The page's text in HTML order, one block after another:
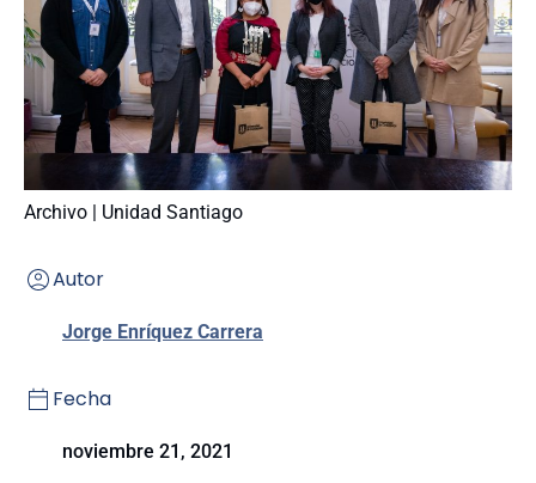
Archivo | Unidad Santiago
Autor
Jorge Enríquez Carrera
Fecha
noviembre 21, 2021